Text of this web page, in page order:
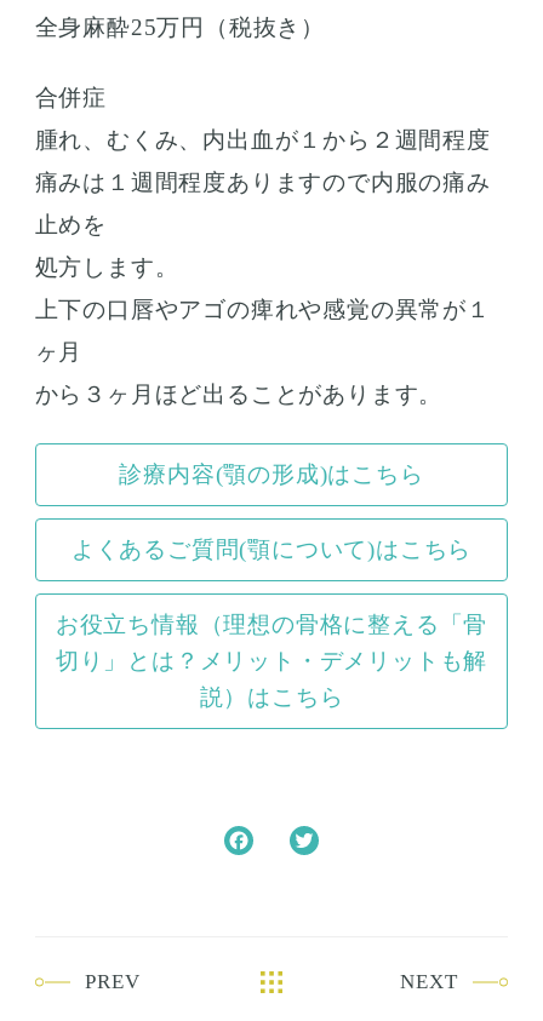
全身麻酔25万円（税抜き）
合併症
腫れ、むくみ、内出血が１から２週間程度
痛みは１週間程度ありますので内服の痛み
止めを
処方します。
上下の口唇やアゴの痺れや感覚の異常が１
ヶ月
から３ヶ月ほど出ることがあります。
診療内容(顎の形成)はこちら
よくあるご質問(顎について)はこちら
お役立ち情報（理想の骨格に整える「骨
切り」とは？メリット・デメリットも解
説）はこちら
o
PREV NEXT